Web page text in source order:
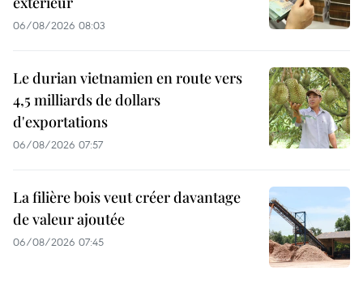
06/08/2026 08:03
Le durian vietnamien en route vers
4,5 milliards de dollars
d'exportations
06/08/2026 07:57
La filière bois veut créer davantage
de valeur ajoutée
06/08/2026 07:45